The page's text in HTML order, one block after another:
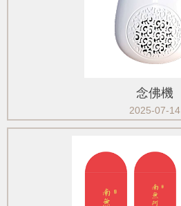
念佛機
2025-07-14